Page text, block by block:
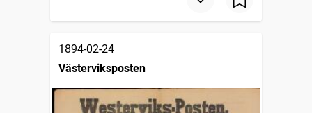
1894-02-24
Västerviksposten